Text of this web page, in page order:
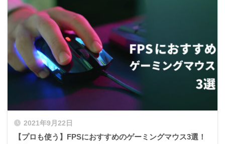
2021年9月22日
【プロも使う】FPSにおすすめのゲーミングマウス3選！